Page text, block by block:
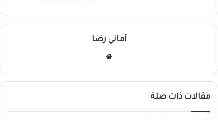
أماني رضا
مقالات ذات صلة